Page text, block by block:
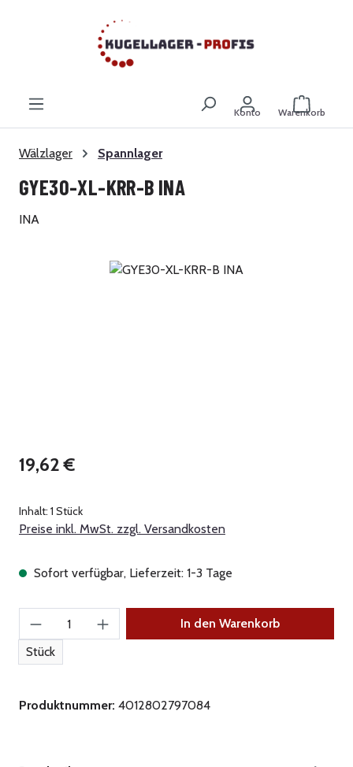
Zum Hauptinhalt springen
Konto Warenkorb
Wälzlager Spannlager
GYE30-XL-KRR-B INA
INA
Bildergalerie überspringen
Regulärer Preis:
19,62 €
Inhalt: 1 Stück
Preise inkl. MwSt. zzgl. Versandkosten
Sofort verfügbar, Lieferzeit: 1-3 Tage
Produkt Anzahl: Gib den gewünschten Wert
Stück
In den Warenkorb
Produktnummer: 4012802797084